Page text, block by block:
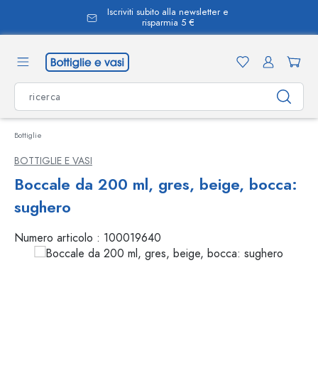
Iscriviti subito alla newsletter e
risparmia 5 €
Bottiglie
BOTTIGLIE E VASI
Boccale da 200 ml, gres, beige, bocca:
sughero
Numero articolo : 100019640